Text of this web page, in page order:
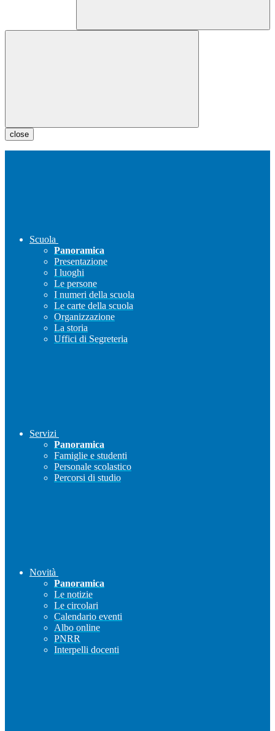
close
Scuola
Panoramica
Presentazione
I luoghi
Le persone
I numeri della scuola
Le carte della scuola
Organizzazione
La storia
Uffici di Segreteria
Servizi
Panoramica
Famiglie e studenti
Personale scolastico
Percorsi di studio
Novità
Panoramica
Le notizie
Le circolari
Calendario eventi
Albo online
PNRR
Interpelli docenti